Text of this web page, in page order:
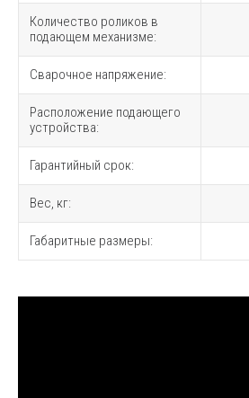
Количество роликов в
подающем механизме:
Сварочное напряжение:
Расположение подающего
устройства:
Гарантийный срок:
Вес, кг:
Габаритные размеры: